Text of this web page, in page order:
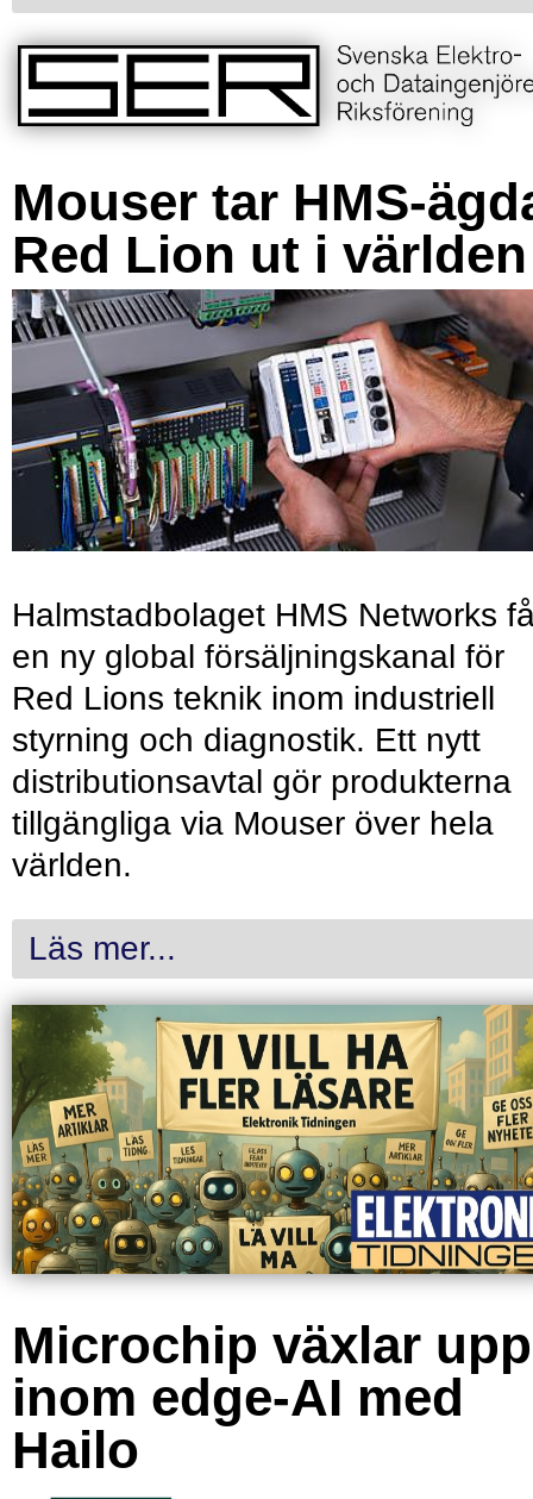
Mouser tar HMS-
Red Lion ut i världen
Halmstadbolaget HMS Networks
en ny global försäljningskanal för
Red Lions teknik inom industriell
styrning och diagnostik. Ett nytt
distributionsavtal gör produkterna
tillgängliga via Mouser över hela
världen.
Läs mer...
Microchip växlar upp
inom edge-AI med
Hailo